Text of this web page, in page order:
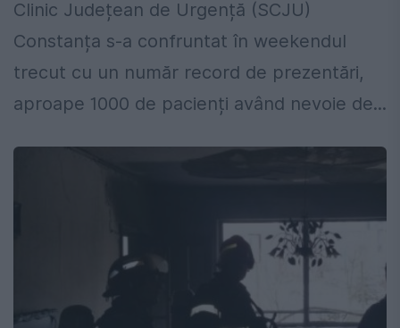
Clinic Județean de Urgență (SCJU)
Constanța s-a confruntat în weekendul
trecut cu un număr record de prezentări,
aproape 1000 de pacienți având nevoie de...